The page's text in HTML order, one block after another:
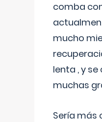
comba
mucho
lenta , y
muchas
Sería más